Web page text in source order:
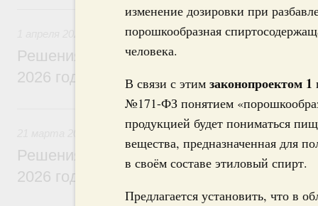
изменение дозировки при
порошкообразная
человека.
В связи с этим законопроектом 1
№171-ФЗ понятием
продукцией будет пониматься
вещества, предназначенная для
в своём составе этиловый спирт.
Предлагается установить, что в
1 апреля, среда
Решения, принятые на заседании
2026 года
21 марта, суббота
Решения, принятые на заседании
2026 года